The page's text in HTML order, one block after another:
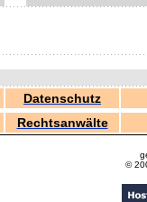
Datenschutz
Rechtsanwälte
©